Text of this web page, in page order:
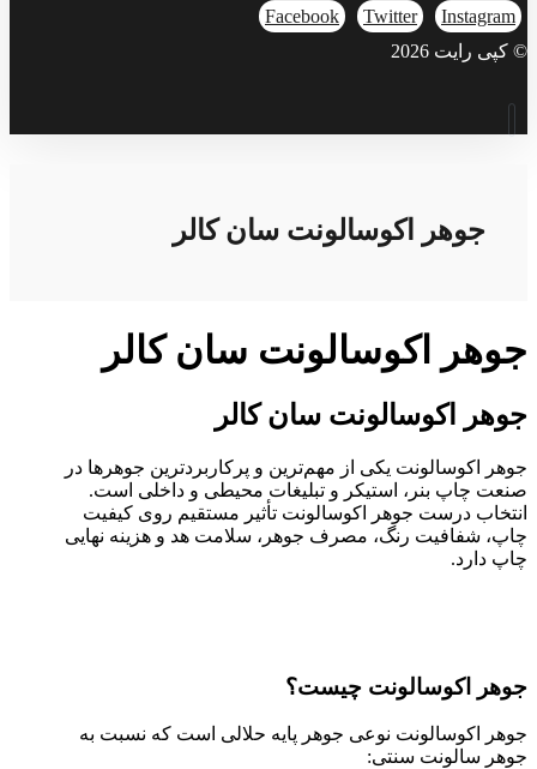
Facebook
Twitter
Instagram
© کپی رایت 2026
جوهر اکوسالونت سان کالر
جوهر اکوسالونت سان کالر
جوهر اکوسالونت سان کالر
جوهر اکوسالونت یکی از مهم‌ترین و پرکاربردترین جوهرها در
صنعت چاپ بنر، استیکر و تبلیغات محیطی و داخلی است.
انتخاب درست جوهر اکوسالونت تأثیر مستقیم روی کیفیت
چاپ، شفافیت رنگ، مصرف جوهر، سلامت هد و هزینه نهایی
چاپ دارد.
جوهر اکوسالونت چیست؟
جوهر اکوسالونت نوعی جوهر پایه حلالی است که نسبت به
جوهر سالونت سنتی: